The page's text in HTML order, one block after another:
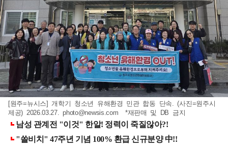
[원주=뉴시스] 개학기 청소년 유해환경 민관 합동 단속. (사진=원주시
제공) 2026.03.27.photo@newsis.com *재판매 및 DB 금지